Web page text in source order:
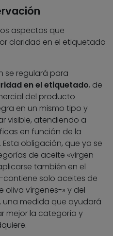
aspectos que
claridad en el etiquetado
se regulará para
en el etiquetado, de
del producto
en un mismo tipo y
visible, atendiendo a
en función de la
obligación, que ya se
de aceite «virgen
también en el
solo aceites de
oliva vírgenes-» y del
una medida que ayudará
mejor la categoría y